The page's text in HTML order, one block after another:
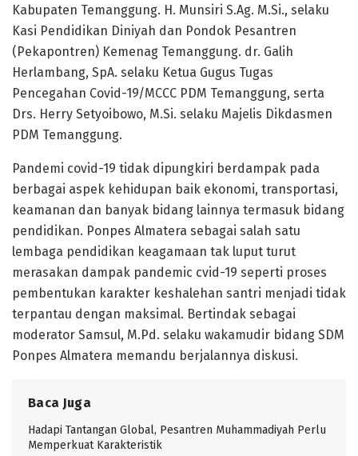
Kabupaten Temanggung. H. Munsiri S.Ag. M.Si., selaku
Kasi Pendidikan Diniyah dan Pondok Pesantren
(Pekapontren) Kemenag Temanggung. dr. Galih
Herlambang, SpA. selaku Ketua Gugus Tugas
Pencegahan Covid-19/MCCC PDM Temanggung, serta
Drs. Herry Setyoibowo, M.Si. selaku Majelis Dikdasmen
PDM Temanggung.
Pandemi covid-19 tidak dipungkiri berdampak pada
berbagai aspek kehidupan baik ekonomi, transportasi,
keamanan dan banyak bidang lainnya termasuk bidang
pendidikan. Ponpes Almatera sebagai salah satu
lembaga pendidikan keagamaan tak luput turut
merasakan dampak pandemic cvid-19 seperti proses
pembentukan karakter keshalehan santri menjadi tidak
terpantau dengan maksimal. Bertindak sebagai
moderator Samsul, M.Pd. selaku wakamudir bidang SDM
Ponpes Almatera memandu berjalannya diskusi.
Baca Juga
Hadapi Tantangan Global, Pesantren Muhammadiyah Perlu
Memperkuat Karakteristik